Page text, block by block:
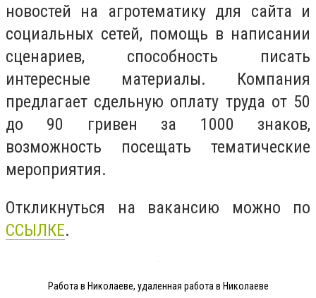
новостей на агротематику для сайта и
социальных сетей, помощь в написании
сценариев, способность писать
интересные материалы. Компания
предлагает сдельную оплату труда от 50
до 90 гривен за 1000 знаков,
возможность посещать тематические
мероприятия.
Откликнуться на вакансию можно по
ССЫЛКЕ.
Работа в Николаеве, удаленная работа в Николаеве